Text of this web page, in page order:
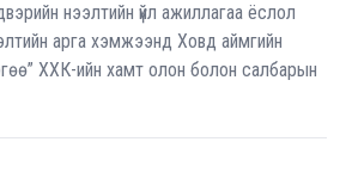
нээлтийн үйл ажиллагаа ёслол
арга хэмжээнд Ховд аймгийн
ХХК-ийн хамт олон болон салбарын